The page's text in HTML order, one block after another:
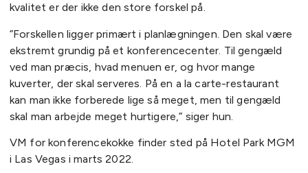
kvalitet er der ikke den store forskel på.
”Forskellen ligger primært i planlægningen. Den skal være
ekstremt grundig på et konferencecenter. Til gengæld
ved man præcis, hvad menuen er, og hvor mange
kuverter, der skal serveres. På en a la carte-restaurant
kan man ikke forberede lige så meget, men til gengæld
skal man arbejde meget hurtigere,” siger hun.
VM for konferencekokke finder sted på Hotel Park MGM
i Las Vegas i marts 2022.